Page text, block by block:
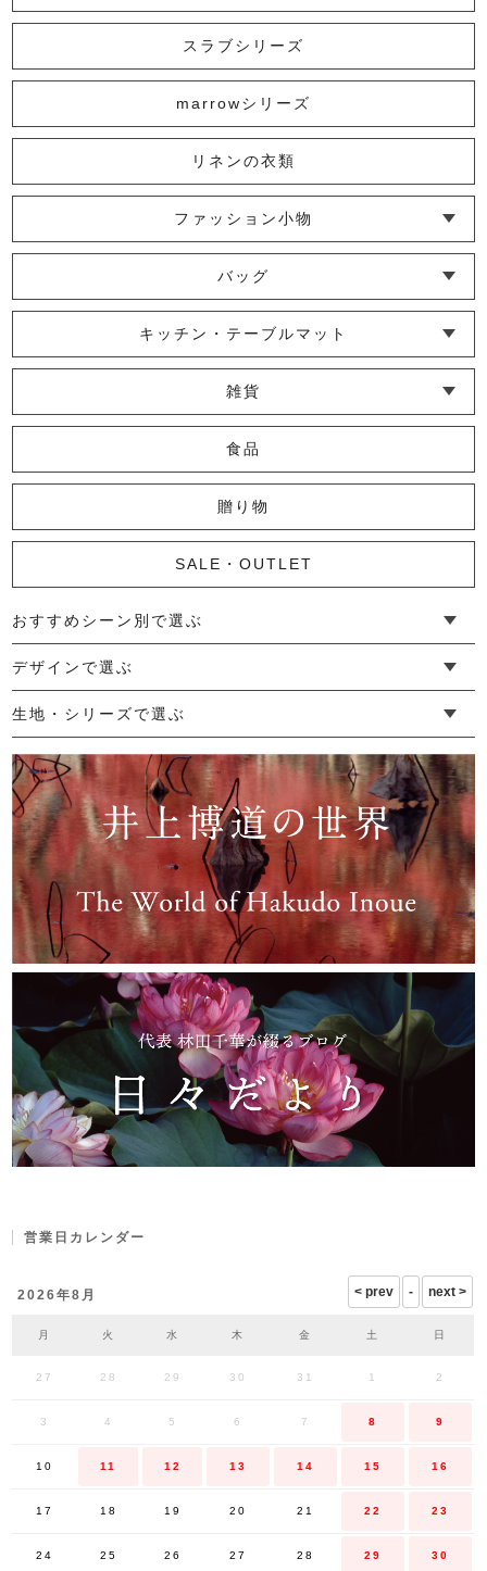
リネンのボディタオル
2,310円 (税込)
かやキノミフェイスタオル
2,530円 (税込)
【限定】かやバスタオル 墨
3,850円 (税込)
かやハーフケット
6,600円 (税込)
かやピローケース
かやキノミバスタオル
4,180円 (税込)
└ インナー
└ トップス
└ ワンピース
└ パンツ
└ スカート
└ 羽織りもの
└ キッズ・ベビー
スラブシリーズ
marrowシリーズ
リネンの衣類
ファッション小物
└ ショール・ストール
└ マスク
└ 靴下・アームカバー
バッグ
└ ポシェット・ショルダーバッグ
└ トートバッグ
└ 巾着バッグ
キッチン・テーブルマット
└ 蚊帳のふきん
└ かっぽう着・エプロン
└ その他キッチン小物
└ コースター
└ ランチョンマット・プレースマット
└ テーブルランナー・テーブルセンター
雑貨
└ その他小物
└ タオル・ハンカチ
└ ポーチ
└ インテリア
食品
贈り物
SALE・OUTLET
おすすめシーン別で選ぶ
└ 新生活
└ 和装
└ 旅行
└ 快眠
└ お祝い
デザインで選ぶ
└ ゆったりデザイン
└ 小柄さんにおすすめデザイン
└ 袖付きデザイン
└ メンズ・ユニセックスデザイン
└ 暮らしの黒色特集
生地・シリーズで選ぶ
└ 手紬手織り麻
└ 先染め麻
└ からみ織
└ グレーズリネン
└ 綿麻帆布
└ リネンツイード
└ リネンハンプ
└ ざっくり麻
└ オーガニックの蚊帳
└ かやキノミシリーズ
└ ふちどりシリーズ
└ 花紋シリーズ
└ 小紋シリーズ
└ 華わびシリーズ
└ 波ステッチシリーズ
└ あゆみ鹿シリーズ
└ 森の鹿シリーズ
└ まほろばシリーズ
└ 刺し子渦シリーズ
└ 革の水玉シリーズ
└ 新ビオシリーズ
営業日カレンダー
2026年8月
月 火 水 木 金 土 日
27 28 29 30 31 1 2
3 4 5 6 7 8 9
10 11 12 13 14 15 16
17 18 19 20 21 22 23
24 25 26 27 28 29 30